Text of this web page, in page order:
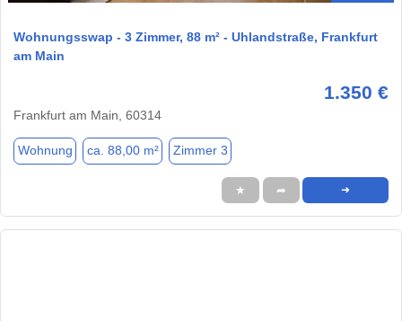
Wohnungsswap - 3 Zimmer, 88 m² - Uhlandstraße, Frankfurt
am Main
1.350 €
Frankfurt am Main, 60314
Wohnung ca. 88,00 m² Zimmer 3
★ ➦ ➜